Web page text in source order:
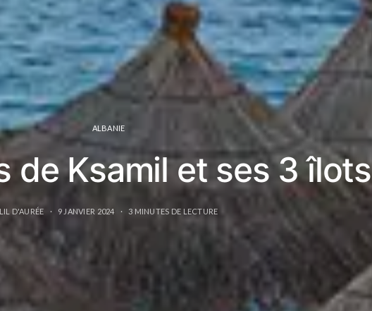
ALBANIE
de Ksamil et ses 3 îlots
LIL D'AURÉE 9 JANVIER 2024 3 MINUTES DE LECTURE